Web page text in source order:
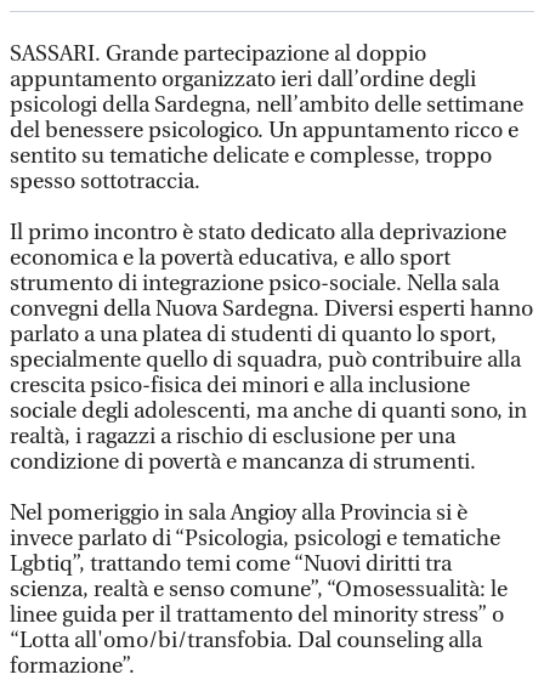
SASSARI. Grande partecipazione al doppio
appuntamento organizzato ieri dall’ordine degli
psicologi della Sardegna, nell’ambito delle settimane
del benessere psicologico. Un appuntamento ricco e
sentito su tematiche delicate e complesse, troppo
spesso sottotraccia.
Il primo incontro è stato dedicato alla deprivazione
economica e la povertà educativa, e allo sport
strumento di integrazione psico-sociale. Nella sala
convegni della Nuova Sardegna. Diversi esperti hanno
parlato a una platea di studenti di quanto lo sport,
specialmente quello di squadra, può contribuire alla
crescita psico-fisica dei minori e alla inclusione
sociale degli adolescenti, ma anche di quanti sono, in
realtà, i ragazzi a rischio di esclusione per una
condizione di povertà e mancanza di strumenti.
Nel pomeriggio in sala Angioy alla Provincia si è
invece parlato di “Psicologia, psicologi e tematiche
Lgbtiq”, trattando temi come “Nuovi diritti tra
scienza, realtà e senso comune”, “Omosessualità: le
linee guida per il trattamento del minority stress” o
“Lotta all'omo/bi/transfobia. Dal counseling alla
formazione”.